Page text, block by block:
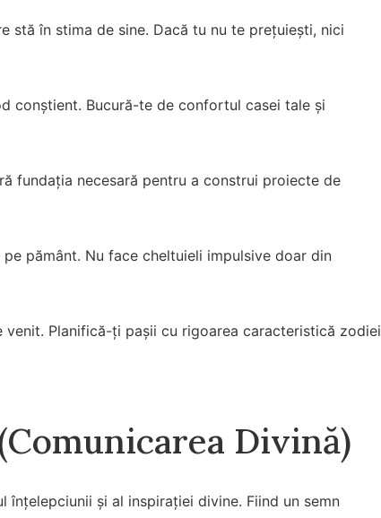
stă în stima de sine. Dacă tu nu te prețuiești, nici
conștient. Bucură-te de confortul casei tale și
fundația necesară pentru a construi proiecte de
pământ. Nu face cheltuieli impulsive doar din
Planifică-ți pașii cu rigoarea caracteristică zodiei
Divină)
înțelepciunii și al inspirației divine. Fiind un semn